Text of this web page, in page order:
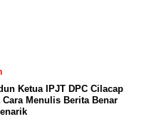
Ketua IPJT DPC Cilacap
Cara Menulis Berita Benar